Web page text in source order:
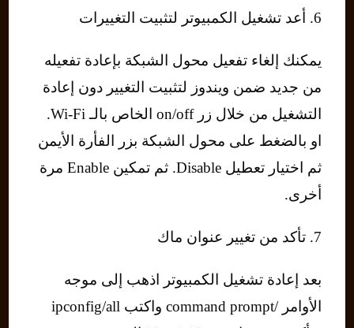
6. أعد تشغيل الكمبيوتر لتثبيت التغييرات
يمكنك إلغاء تفعيل محول الشبكة بإعادة تفعيله
من جديد ضمن ويندوز لتثبيت التغيير دون إعادة
التشغيل من خلال زر on/off الخاص بالـ Wi-Fi.
او بالضغط على محول الشبكة بزر الفأرة الأيمن
ثم اختيار تعطيل Disable. ثم تمكين Enable مرة
أخرى.
7. تأكد من تغيير عنوان ماك
بعد إعادة تشغيل الكمبيوتر اذهب إلى موجه
الأوامر /command prompt واكتب ipconfig/all